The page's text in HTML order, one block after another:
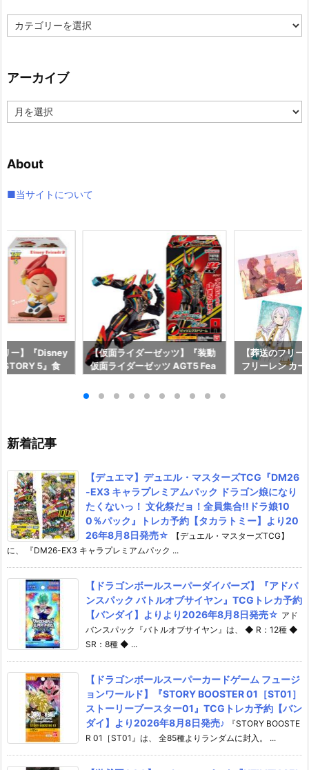
テ
ー
アーカイブ
ー
ブ
About
■当サイトについて
ー】『Disney
5』食
【仮面ライダーゼッツ】『装動
仮面ライダーゼッツ AGT5 Fea
ド』食玩フィギュア予約【バン
【葬送のフリ
フリーレン カ
新着記事
【デュエマ】デュエル・マスターズTCG『DM26
-EX3 キャラプレミアムパック ドラゴン娘になり
たくないっ！ 文化祭だョ！全員集合!!ドラ娘10
0％パック』トレカ予約【タカラトミー】より20
26年8月8日発売☆
【デュエル・マスターズTCG】
に、 『DM26-EX3 キャラプレミアムパック ...
【ドラゴンボールスーパーダイバーズ】『アドバ
ンスパック バトルオブサイヤン』TCGトレカ予約
【バンダイ】よりより2026年8月8日発売☆ アド
バンスパック『バトルオブサイヤン』は、 ◆ R：12種 ◆
SR：8種 ◆ ...
【ドラゴンボールスーパーカードゲーム フュージ
ョンワールド】『STORY BOOSTER 01［ST01］
ストーリーブースター01』TCGトレカ予約【バン
ダイ】より2026年8月8日発売♪
『STORY BOOSTE
R 01［ST01』は、 全85種よりランダムに封入。 ...